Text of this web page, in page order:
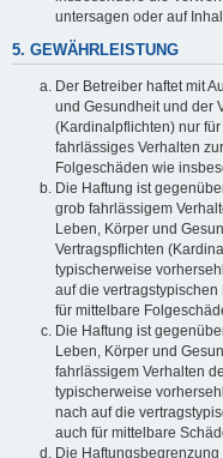
untersagen oder auf
5. GEWÄHRLEISTUNG
Der Betreiber haftet mit
und Gesundheit und der
(Kardinalpflichten) nur
fahrlässiges Verhalten
Folgeschäden wie
Die Haftung ist
grob fahrlässigem
Leben, Körper und
Vertragspflichten
typischerweise
auf die
für mittelbare
Die Haftung ist
Leben, Körper und
fahrlässigem Verhalten
typischerweise
nach auf die
auch für mittelbare
Die